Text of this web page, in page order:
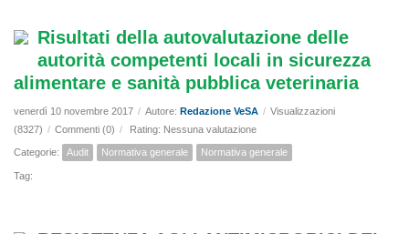
Risultati della autovalutazione delle
autorità competenti locali in sicurezza
alimentare e sanità pubblica veterinaria
venerdì 10 novembre 2017 / Autore: Redazione VeSA / Visualizzazioni
(8327) / Commenti (0) / Rating: Nessuna valutazione
Categorie: Audit Normativa generale Normativa generale
Tag: